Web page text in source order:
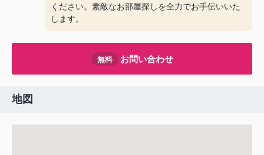
ください。素敵なお部屋探しを全力でお手伝いいた
します。
無料 お問い合わせ
地図